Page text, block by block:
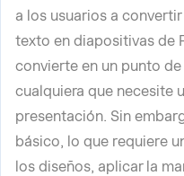
a los usuarios a
texto en diapositivas de
convierte en un punto
cualquiera que necesite
presentación. Sin
básico, lo que requiere
los diseños, aplicar la